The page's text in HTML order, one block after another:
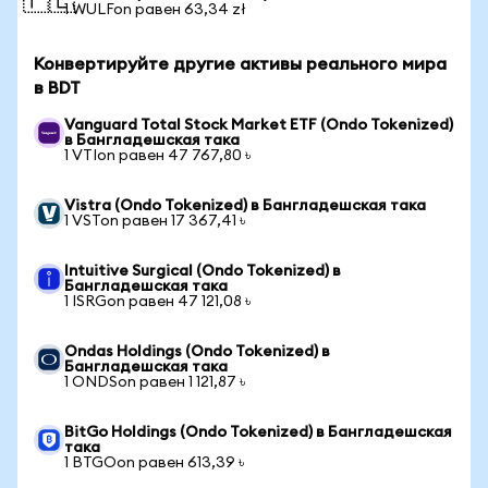
1 WULFon равен 63,34 zł
Конвертируйте другие активы реального мира
в BDT
Vanguard Total Stock Market ETF (Ondo Tokenized)
в Бангладешская така
1 VTIon равен 47 767,80 ৳
Vistra (Ondo Tokenized) в Бангладешская така
1 VSTon равен 17 367,41 ৳
Intuitive Surgical (Ondo Tokenized) в
Бангладешская така
1 ISRGon равен 47 121,08 ৳
Ondas Holdings (Ondo Tokenized) в
Бангладешская така
1 ONDSon равен 1 121,87 ৳
BitGo Holdings (Ondo Tokenized) в Бангладешская
така
1 BTGOon равен 613,39 ৳